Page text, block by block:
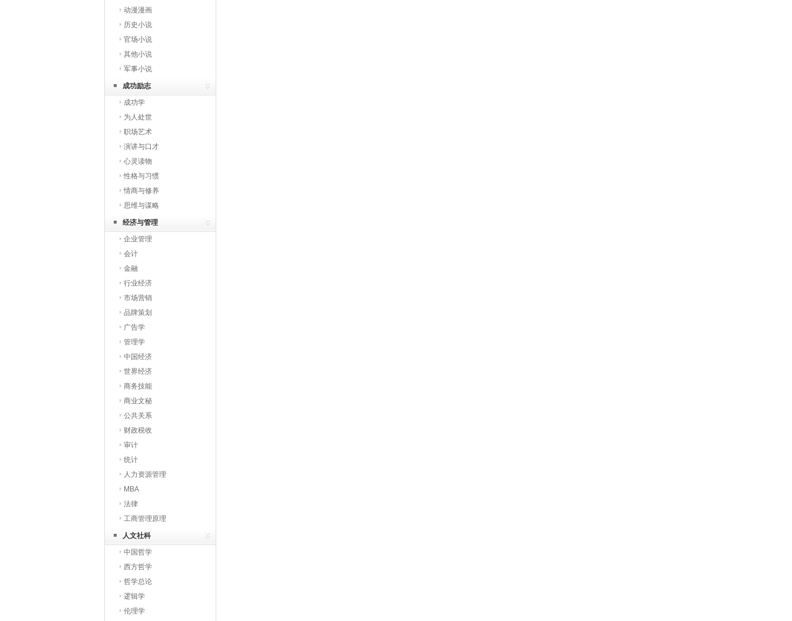
动漫漫画
历史小说
官场小说
其他小说
军事小说
成功励志
成功学
为人处世
职场艺术
演讲与口才
心灵读物
性格与习惯
情商与修养
思维与谋略
经济与管理
企业管理
会计
金融
行业经济
市场营销
品牌策划
广告学
管理学
中国经济
世界经济
商务技能
商业文秘
公共关系
财政税收
审计
统计
人力资源管理
MBA
法律
工商管理原理
人文社科
中国哲学
西方哲学
哲学总论
逻辑学
伦理学